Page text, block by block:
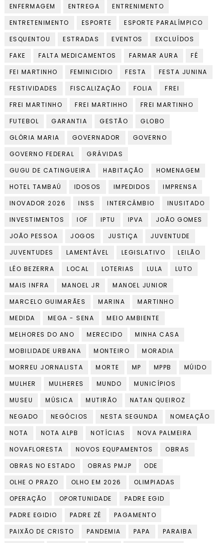
ENFERMAGEM
ENTREGA
ENTRENIMENTO
ENTRETENIMENTO
ESPORTE
ESPORTE PARALÍMPICO
ESQUENTOU
ESTRADAS EVENTOS
EXCLUÍDOS
FAKE
FALTA MEDICAMENTOS FARMAR AURA
FÉ
FEI MARTINHO
FEMINICIDIO FESTA
FESTA JUNINA
FESTIVIDADES
FISCALIZAÇÃO FOLIA
FREI
FREI MARTINHO
FREI MARTIHHO
FREI MARTINHO
FUTEBOL
GARANTIA GESTÃO
GLOBO
GLÓRIA MARIA
GOVERNADOR
GOVERNO
GOVERNO FEDERAL
GRÁVIDAS
GUGU DE CATINGUEIRA
HABITAÇÃO
HOMENAGEM
HOTEL TAMBAÚ
IDOSOS IMPEDIDOS
IMPRENSA
INOVADOR 2026
INSS INTERCÂMBIO
INUSITADO
INVESTIMENTOS
IOF IPTU IPVA
JOÃO GOMES
JOÃO PESSOA
JOGOS JUSTIÇA
JUVENTUDE
JUVENTUDES
LAMENTÁVEL LEGISLATIVO
LEILÃO
LÉO BEZERRA
LOCAL LOTERIAS LULA
LUTO
MAIS INFRA
MANOEL JR
MANOEL JUNIOR
MARCELO GUIMARÃES
MARINA
MARTINHO
MEDIDA
MEGA - SENA
MEIO AMBIENTE
MELHORES DO ANO
MERECIDO
MINHA CASA
MOBILIDADE URBANA
MONTEIRO
MORADIA
MORREU JORNALISTA
MORTE MP MPPB
MÚIDO
MULHER
MULHERES MUNDO
MUNICÍPIOS
MUSEU
MÚSICA MUTIRÃO
NATAN QUEIROZ
NEGADO
NEGÓCIOS NESTA SEGUNDA
NOMEAÇÃO
NOTA
NOTA ALPB NOTÍCIAS
NOVA PALMEIRA
NOVAFLORESTA
NOVOS EQUPAMENTOS
OBRAS
OBRAS NO ESTADO
OBRAS PMJP
ODE
OLHE O PRAZO
OLHO EM 2026
OLIMPIADAS
OPERAÇÃO
OPORTUNIDADE
PADRE EGID
PADRE EGIDIO
PADRE ZÉ
PAGAMENTO
PAIXÃO DE CRISTO
PANDEMIA PAPA
PARAIBA